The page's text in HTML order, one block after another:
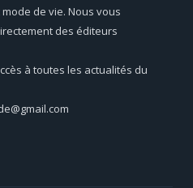
de vie. Nous vous
des éditeurs
à toutes les actualités du